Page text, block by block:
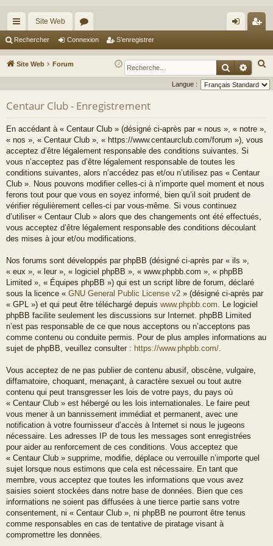
cc
ès
ra
Site Web
or
u
m
ne
xi
nr
eg
r
Rechercher Connexion S’enregistrer
Site Web Forum
e
c
Langue :
Centaur Club - Enregistrement
En accédant à « Centaur Club » (désigné ci-après par « nous », « notre »,
« nos », « Centaur Club », « https://www.centaurclub.com/forum »), vous
acceptez d’être légalement responsable des conditions suivantes. Si
vous n’acceptez pas d’être légalement responsable de toutes les
conditions suivantes, alors n’accédez pas et/ou n’utilisez pas « Centaur
Club ». Nous pouvons modifier celles-ci à n’importe quel moment et nous
ferons tout pour que vous en soyez informé, bien qu’il soit prudent de
vérifier régulièrement celles-ci par vous-même. Si vous continuez
d’utiliser « Centaur Club » alors que des changements ont été effectués,
vous acceptez d’être légalement responsable des conditions découlant
des mises à jour et/ou modifications.
Nos forums sont développés par phpBB (désigné ci-après par « ils »,
« eux », « leur », « logiciel phpBB », « www.phpbb.com », « phpBB
Limited », « Équipes phpBB ») qui est un script libre de forum, déclaré
sous la licence « GNU General Public License v2 » (désigné ci-après par
« GPL ») et qui peut être téléchargé depuis www.phpbb.com . Le logiciel
phpBB facilite seulement les discussions sur Internet. phpBB Limited
n’est pas responsable de ce que nous acceptons ou n’acceptons pas
comme contenu ou conduite permis. Pour de plus amples informations au
sujet de phpBB, veuillez consulter : https://www.phpbb.com/
Vous acceptez de ne pas publier de contenu abusif, obscène, vulgaire,
diffamatoire, choquant, menaçant, à caractère sexuel ou tout autre
contenu qui peut transgresser les lois de votre pays, du pays où
« Centaur Club » est hébergé ou les lois internationales. Le faire peut
vous mener à un bannissement immédiat et permanent, avec une
notification à votre fournisseur d’accès à Internet si nous le jugeons
nécessaire. Les adresses IP de tous les messages sont enregistrées
pour aider au renforcement de ces conditions. Vous acceptez que
« Centaur Club » supprime, modifie, déplace ou verrouille n’importe quel
sujet lorsque nous estimons que cela est nécessaire. En tant que
membre, vous acceptez que toutes les informations que vous avez
saisies soient stockées dans notre base de données. Bien que ces
informations ne soient pas diffusées à une tierce partie sans votre
consentement, ni « Centaur Club », ni phpBB ne pourront être tenus
comme responsables en cas de tentative de piratage visant à
compromettre les données.